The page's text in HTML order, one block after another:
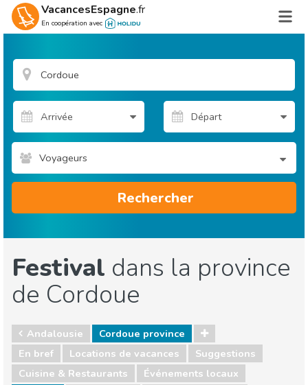
VacancesEspagne.fr
En coopération avec
Voyageurs
Rechercher
Festival dans la province
de Cordoue
Andalousie
Cordoue province
En bref
Locations de vacances
Suggestions
Cuisine & Restaurants
Événements locaux